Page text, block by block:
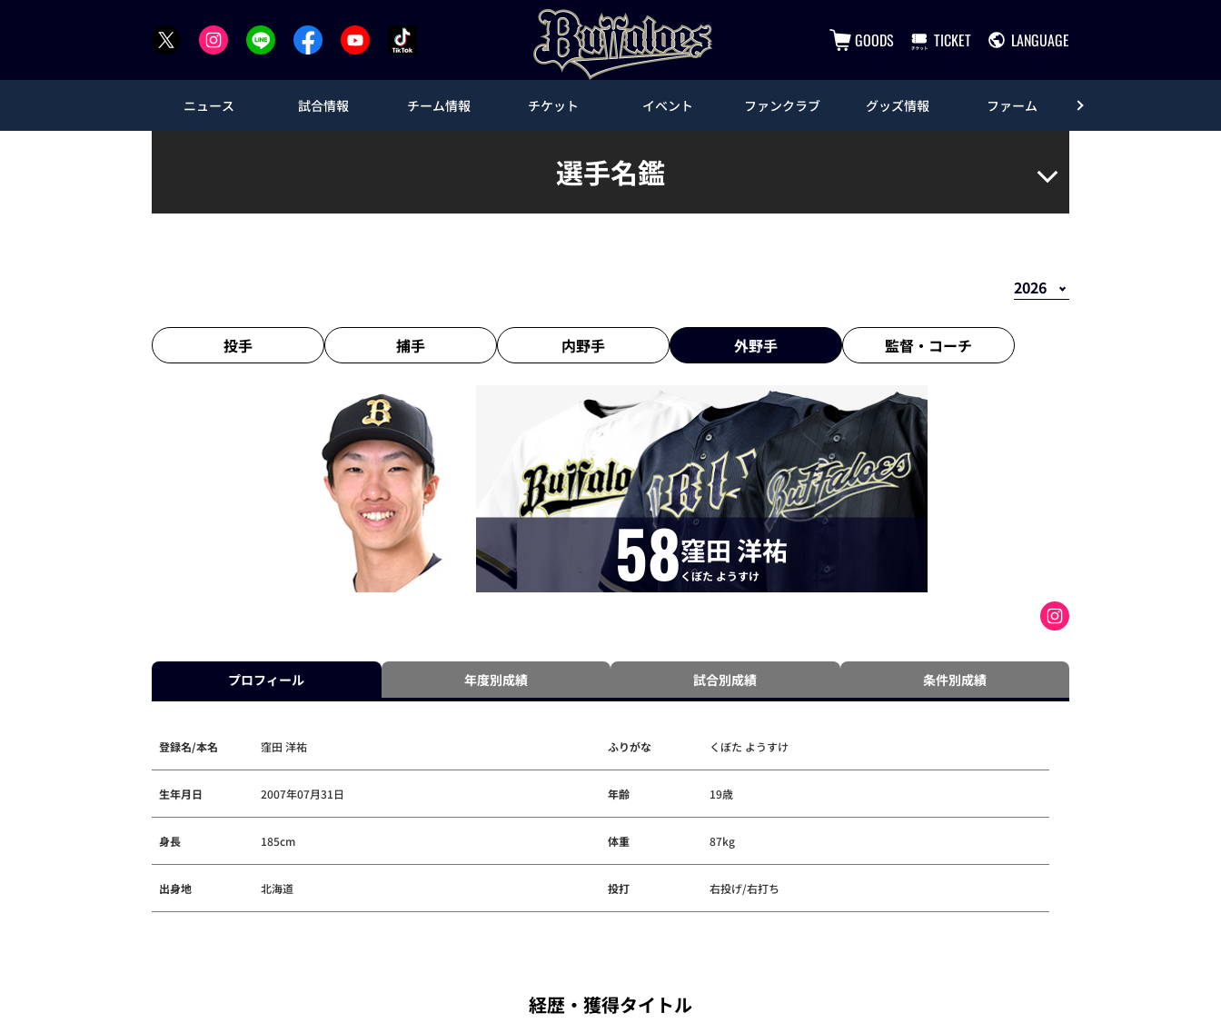
GOODS TICKET LANGUAGE
ニュース 試合情報 チーム情報 チケット イベント ファンクラブ グッズ情報 ファーム
選手名鑑
投手 捕手 内野手 外野手 監督・ コーチ
58窪田 洋祐
くぼた ようすけ
プロフィール 年度別成績 試合別成績 条件別成績
登録名/本名 窪田 洋祐 ふりがな くぼた ようすけ
生年月日 2007年07月31日 年齢 19歳
身長 185cm 体重 87kg
出身地 北海道 投打 右投げ/右打ち
経歴・獲得タイトル